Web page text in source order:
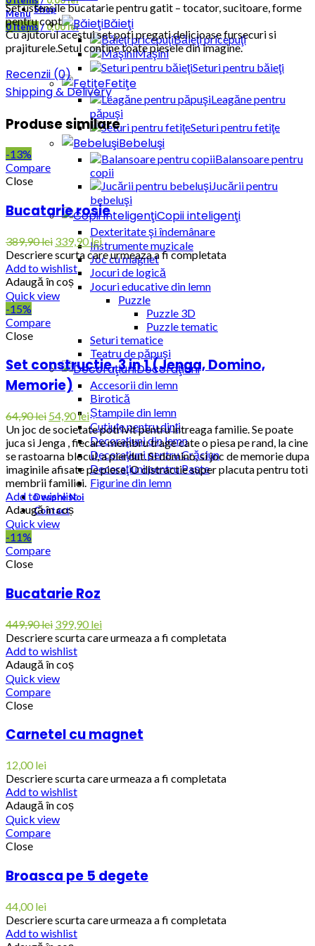
Menu
0items /0,00lei
Shop
Băieţi
Băieţi pricepuţi
Maşini
Seturi pentru băieţi
Fetiţe
Leagăne pentru
păpuşi
Seturi pentru fetiţe
Bebeluşi
Balansoare pentru
copii
Jucării pentru
bebeluşi
Copii inteligenţi
Dexteritate şi îndemânare
Instrumente muzicale
Joc cu magnet
Jocuri de logică
Jocuri educative din lemn
Puzzle
Puzzle 3D
Puzzle tematic
Seturi tematice
Teatru de păpuşi
Decoraţiuni
Accesorii din lemn
Birotică
Ștampile din lemn
Cutiuţe pentru dinţi
Decoraţiuni din lemn
Decoraţiuni pentru Crăciun
Decoraţiuni pentru Paște
Figurine din lemn
Despre Noi
Contact
Set ustensile bucatarie pentru gatit – tocator, sucitoare, forme
pentru copt
Cu ajutorul acestui set poti pregati delicioase fursecuri si
prajiturele.Setul contine toate piesele din imagine.
Recenzii (0)
Shipping & Delivery
Produse similare
-13%
Compare
Close
Bucatarie rosie
389,90lei 339,90lei
Descriere scurta care urmeaza a fi completata
Add to wishlist
Adaugă în coș
Quick view
-15%
Compare
Close
Set constructie, 3 in 1 (Jenga, Domino,
Memorie)
64,90lei 54,90lei
Un joc de societate potrivit pentru intreaga familie. Se poate
juca si Jenga , fiecare membru trage cate o piesa pe rand, la cine
se rastoarna blocul, a pierdut. Si domino, si joc de memorie dupa
imaginile afisate pe piese. O distractie super placuta pentru toti
membrii familiei.
Add to wishlist
Adaugă în coș
Quick view
-11%
Compare
Close
Bucatarie Roz
449,90lei 399,90lei
Descriere scurta care urmeaza a fi completata
Add to wishlist
Adaugă în coș
Quick view
Compare
Close
Carnetel cu magnet
12,00lei
Descriere scurta care urmeaza a fi completata
Add to wishlist
Adaugă în coș
Quick view
Compare
Close
Broasca pe 5 degete
44,00lei
Descriere scurta care urmeaza a fi completata
Add to wishlist